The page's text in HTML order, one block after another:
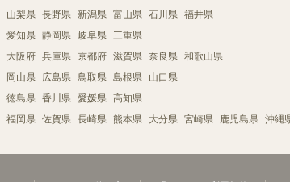
山梨県 長野県 新潟県 富山県 石川県 福井県
愛知県 静岡県 岐阜県 三重県
大阪府 兵庫県 京都府 滋賀県 奈良県 和歌山県
岡山県 広島県 鳥取県 島根県 山口県
徳島県 香川県 愛媛県 高知県
福岡県 佐賀県 長崎県 熊本県 大分県 宮崎県 鹿児島県 沖縄